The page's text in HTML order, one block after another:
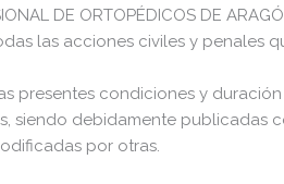
DE ORTOPÉDICOS DE
las acciones civiles y penales
presentes condiciones y duración
siendo debidamente publicadas
por otras.